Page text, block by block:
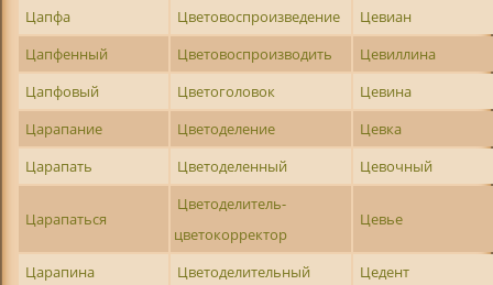
Цапфа
Цветовоспроизведение
Цевиан
Цапфенный
Цветовоспроизводить
Цевиллина
Цапфовый
Цветоголовок
Цевина
Царапание
Цветоделение
Цевка
Царапать
Цветоделенный Цевочный
Царапаться
Цветоделитель-
цветокорректор
Цевье
Царапина Цветоделительный
Цедент